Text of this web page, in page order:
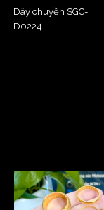
Dây chuyền SGC-
D0224